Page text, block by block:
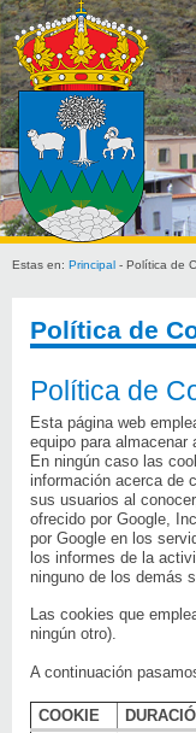
Estas en: Principal - Política de
Política de
Política de
Esta página web
equipo para
En ningún caso las
información acerca de
sus usuarios al
ofrecido por Google,
por Google en los
los informes de la
ninguno de los demás
Las cookies que
ningún otro).
A continuación
COOKIE